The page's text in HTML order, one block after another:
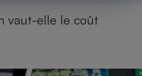
vaut-elle le coût